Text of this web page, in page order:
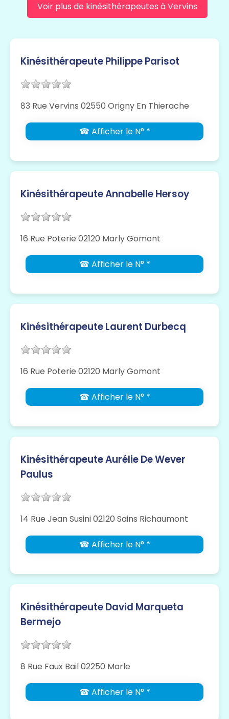
Voir plus de kinésithérapeutes à Vervins
Kinésithérapeute Philippe Parisot
83 Rue Vervins 02550 Origny En Thierache
☎ Afficher le N° *
Kinésithérapeute Annabelle Hersoy
16 Rue Poterie 02120 Marly Gomont
☎ Afficher le N° *
Kinésithérapeute Laurent Durbecq
16 Rue Poterie 02120 Marly Gomont
☎ Afficher le N° *
Kinésithérapeute Aurélie De Wever
Paulus
14 Rue Jean Susini 02120 Sains Richaumont
☎ Afficher le N° *
Kinésithérapeute David Marqueta
Bermejo
8 Rue Faux Bail 02250 Marle
☎ Afficher le N° *